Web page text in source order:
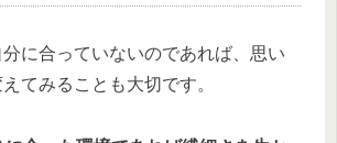
に合っていないのであれば、思い
てみることも大切です。